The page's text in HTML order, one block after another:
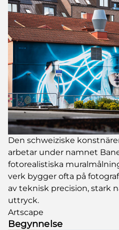
Den schweiziske
arbetar under namnet
fotorealistiska
verk bygger ofta på
av teknisk precision, stark
uttryck.
Artscape
Begynnelse